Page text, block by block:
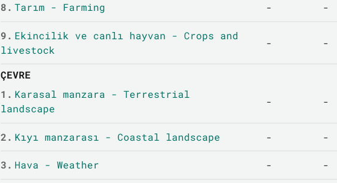
8. Tarım - Farming - -
9. Ekincilik ve canlı hayvan - Crops and
livestock
- -
ÇEVRE
1. Karasal manzara - Terrestrial
landscape
- -
2. Kıyı manzarası - Coastal landscape - -
3. Hava - Weather - -